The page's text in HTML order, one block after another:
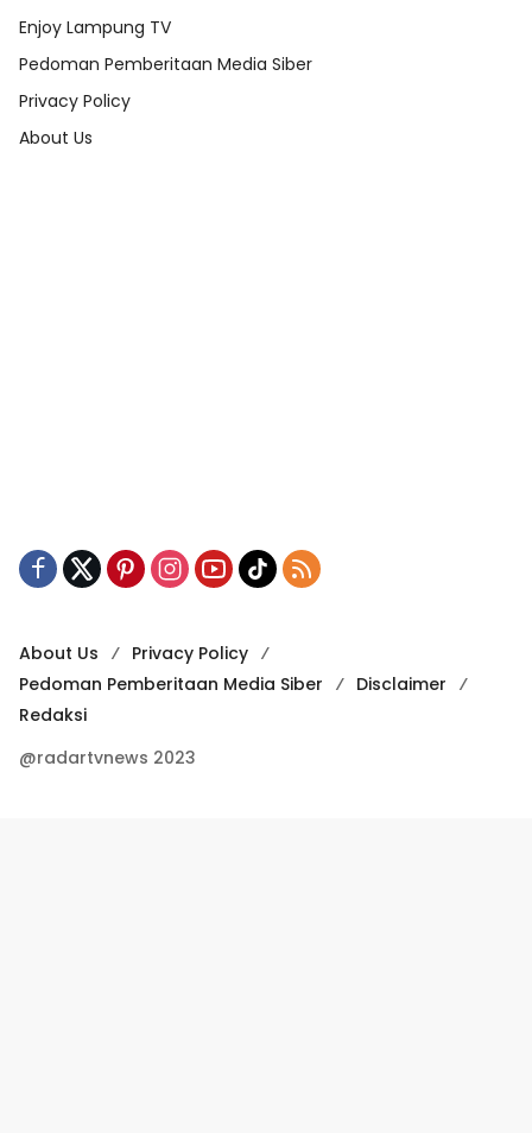
Enjoy Lampung TV
Pedoman Pemberitaan Media Siber
Privacy Policy
About Us
About Us
Privacy Policy
Pedoman Pemberitaan Media Siber
Disclaimer
Redaksi
@radartvnews 2023